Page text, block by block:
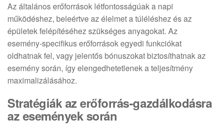
Az általános erőforrások létfontosságúak a napi
működéshez, beleértve az élelmet a túléléshez és az
épületek felépítéséhez szükséges anyagokat. Az
esemény-specifikus erőforrások egyedi funkciókat
oldhatnak fel, vagy jelentős bónuszokat biztosíthatnak az
esemény során, így elengedhetetlenek a teljesítmény
maximalizálásához.
Stratégiák az erőforrás-gazdálkodásra
az események során